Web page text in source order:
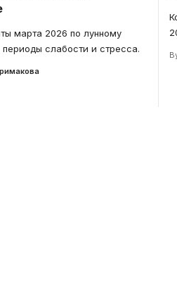
марта 2026 по лунному
слабости и стресса.